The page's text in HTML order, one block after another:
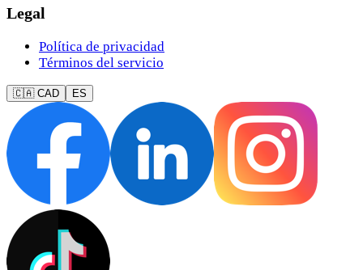
Legal
Política de privacidad
Términos del servicio
🇨🇦 CAD ES